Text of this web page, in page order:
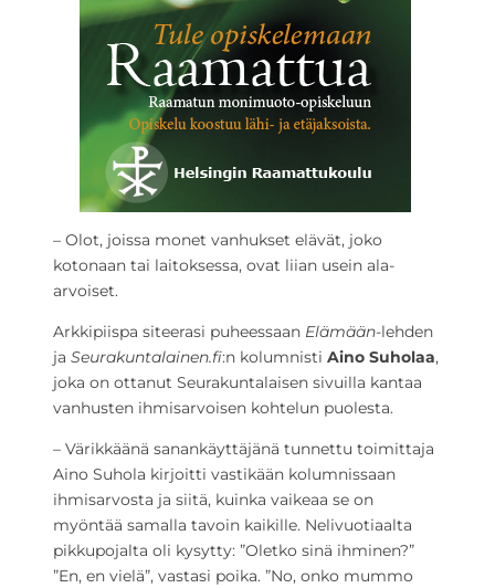
– Olot, joissa monet vanhukset elävät, joko
kotonaan tai laitoksessa, ovat liian usein ala-
arvoiset.
Arkkipiispa siteerasi puheessaan Elämään-lehden
ja Seurakuntalainen.fi:n kolumnisti Aino Suholaa,
joka on ottanut Seurakuntalaisen sivuilla kantaa
vanhusten ihmisarvoisen kohtelun puolesta.
– Värikkäänä sanankäyttäjänä tunnettu toimittaja
Aino Suhola kirjoitti vastikään kolumnissaan
ihmisarvosta ja siitä, kuinka vaikeaa se on
myöntää samalla tavoin kaikille. Nelivuotiaalta
pikkupojalta oli kysytty: ”Oletko sinä ihminen?”
”En, en vielä”, vastasi poika. ”No, onko mummo